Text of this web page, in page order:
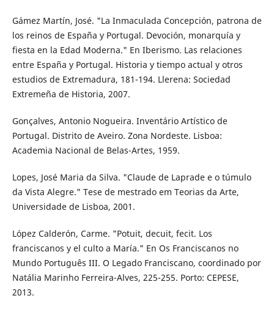
Gámez Martín, José. "La Inmaculada Concepción, patrona de
los reinos de España y Portugal. Devoción, monarquía y
fiesta en la Edad Moderna." En Iberismo. Las relaciones
entre España y Portugal. Historia y tiempo actual y otros
estudios de Extremadura, 181-194. Llerena: Sociedad
Extremeña de Historia, 2007.
Gonçalves, Antonio Nogueira. Inventário Artístico de
Portugal. Distrito de Aveiro. Zona Nordeste. Lisboa:
Academia Nacional de Belas-Artes, 1959.
Lopes, José Maria da Silva. "Claude de Laprade e o túmulo
da Vista Alegre." Tese de mestrado em Teorias da Arte,
Universidade de Lisboa, 2001.
López Calderón, Carme. "Potuit, decuit, fecit. Los
franciscanos y el culto a María." En Os Franciscanos no
Mundo Português III. O Legado Franciscano, coordinado por
Natália Marinho Ferreira-Alves, 225-255. Porto: CEPESE,
2013.